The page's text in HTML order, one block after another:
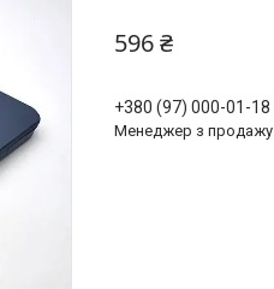
596 ₴
+380 (97) 000-01-18
Менеджер з продажу